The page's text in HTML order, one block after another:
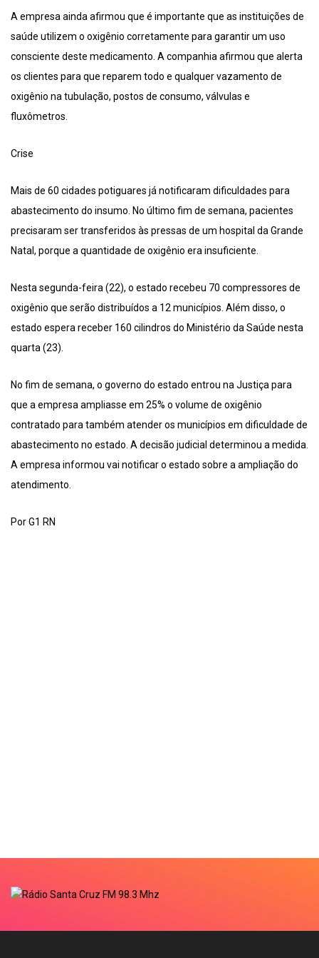
A empresa ainda afirmou que é importante que as instituições de
saúde utilizem o oxigênio corretamente para garantir um uso
consciente deste medicamento. A companhia afirmou que alerta
os clientes para que reparem todo e qualquer vazamento de
oxigênio na tubulação, postos de consumo, válvulas e
fluxômetros.
Crise
Mais de 60 cidades potiguares já notificaram dificuldades para
abastecimento do insumo. No último fim de semana, pacientes
precisaram ser transferidos às pressas de um hospital da Grande
Natal, porque a quantidade de oxigênio era insuficiente.
Nesta segunda-feira (22), o estado recebeu 70 compressores de
oxigênio que serão distribuídos a 12 municípios. Além disso, o
estado espera receber 160 cilindros do Ministério da Saúde nesta
quarta (23).
No fim de semana, o governo do estado entrou na Justiça para
que a empresa ampliasse em 25% o volume de oxigênio
contratado para também atender os municípios em dificuldade de
abastecimento no estado. A decisão judicial determinou a medida.
A empresa informou vai notificar o estado sobre a ampliação do
atendimento.
Por G1 RN